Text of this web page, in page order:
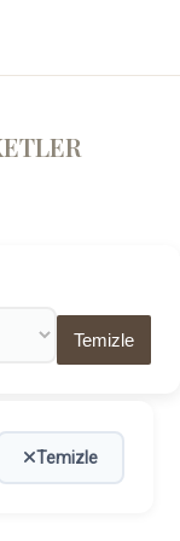
Temizle
Temizle